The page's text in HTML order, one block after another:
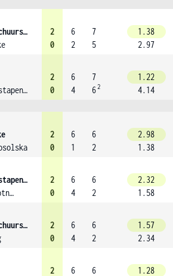
Schuurs (4)
2
0
6
2
7
5
1.38
2.97
Ostapenko
2
0
6
4
7
62
1.22
4.14
2
0
6
1
6
2
2.98
1.38
Ostapenko
Srebotnik
2
0
6
4
6
2
2.32
1.58
Schuurs (4)
2
0
6
4
6
2
1.57
2.34
2
6
6
1.28